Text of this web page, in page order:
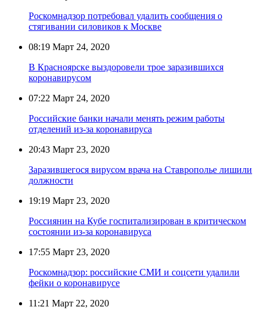
Роскомнадзор потребовал удалить сообщения о
стягивании силовиков к Москве
08:19 Март 24, 2020
В Красноярске выздоровели трое заразившихся
коронавирусом
07:22 Март 24, 2020
Российские банки начали менять режим работы
отделений из-за коронавируса
20:43 Март 23, 2020
Заразившегося вирусом врача на Ставрополье лишили
должности
19:19 Март 23, 2020
Россиянин на Кубе госпитализирован в критическом
состоянии из-за коронавируса
17:55 Март 23, 2020
Роскомнадзор: российские СМИ и соцсети удалили
фейки о коронавирусе
11:21 Март 22, 2020